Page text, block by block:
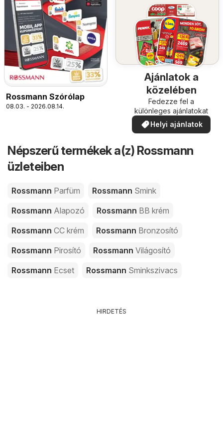
Rossmann Szórólap
08.03. - 2026.08.14.
Ajánlatok a
közelében
Fedezze fel a
különleges ajánlatokat
Helyi ajánlatok
Népszerű termékek a(z) Rossmann
üzleteiben
Rossmann Parfüm Rossmann Smink
Rossmann Alapozó Rossmann BB krém
Rossmann CC krém Rossmann Bronzosító
Rossmann Pirosító Rossmann Világosító
Rossmann Ecset Rossmann Sminkszivacs
HIRDETÉS